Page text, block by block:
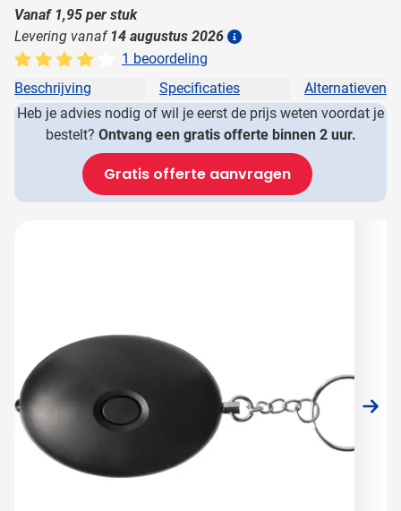
Vanaf 1,95 per stuk
Levering vanaf 14 augustus 2026
1 beoordeling
Beschrijving
Specificaties
Alternatieven
Heb je advies nodig of wil je eerst de prijs weten voordat je
bestelt? Ontvang een gratis offerte binnen 2 uur.
Gratis offerte aanvragen